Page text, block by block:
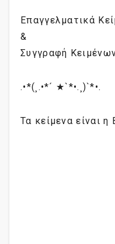
Επαγγελματικά
&
Συγγραφή
.•*(¸.•*´ ★`*•.¸)`*•.
Τα κείμενα είναι η